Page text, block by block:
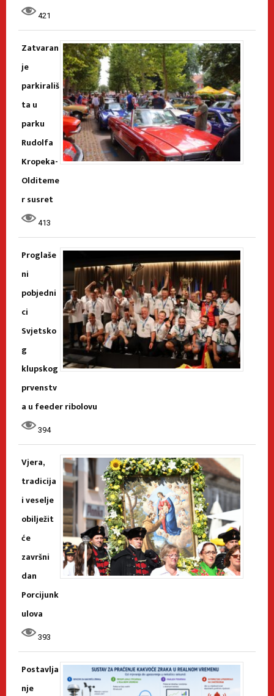
421
Zatvaran
je
parkirališ
ta u
parku
Rudolfa
Kropeka-
Olditeme
r susret
413
Proglaše
ni
pobjedni
ci
Svjetsko
g
klupskog
prvenstv
a u feeder ribolovu
394
Vjera,
tradicija
i veselje
obilježit
će
završni
dan
Porcijunk
ulova
393
Postavlja
nje